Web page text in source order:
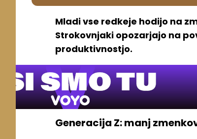
Mladi vse redkeje hodijo na
Strokovnjaki opozarjajo na
produktivnostjo.
Generacija Z: manj